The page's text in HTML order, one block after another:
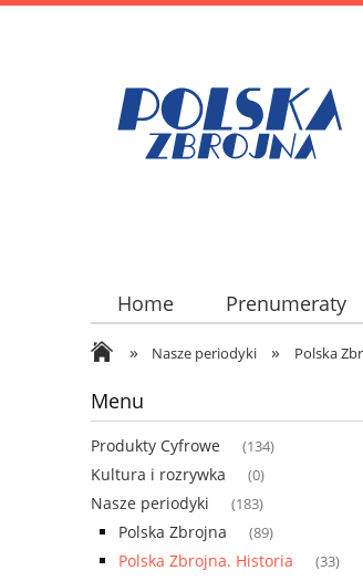
Home Prenumeraty
» Nasze periodyki » Polska
Menu
Produkty Cyfrowe (134)
Kultura i rozrywka (0)
Nasze periodyki (183)
Polska Zbrojna (89)
Polska Zbrojna. Historia (33)